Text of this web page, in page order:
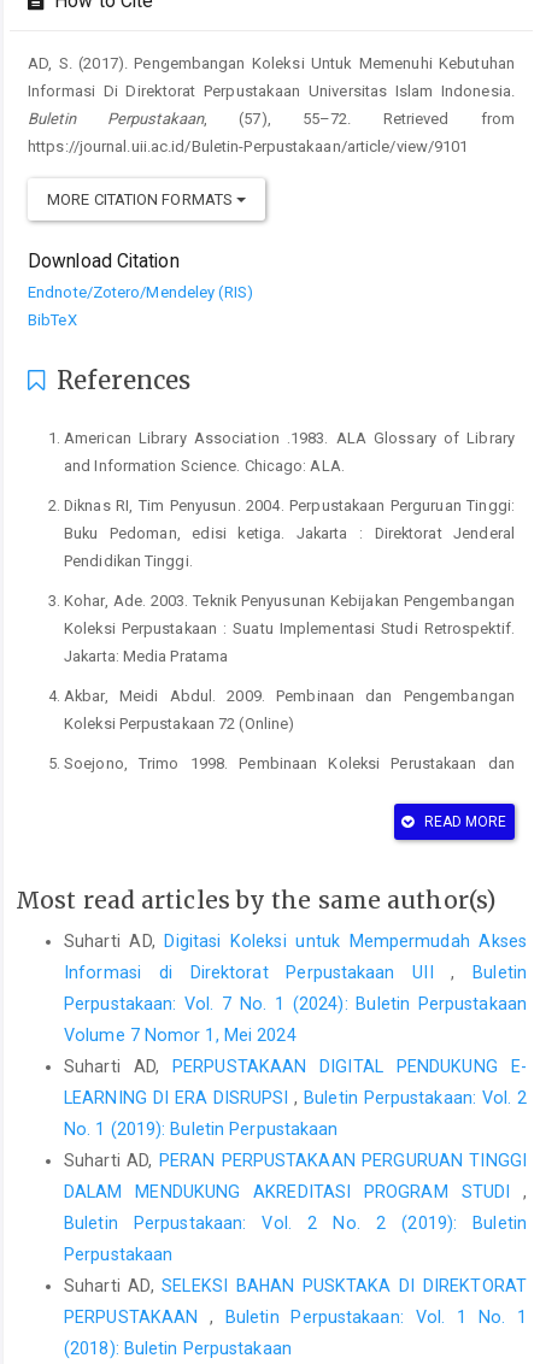
AD, S. (2017). Pengembangan Koleksi Untuk Memenuhi Kebutuhan
Informasi Di Direktorat Perpustakaan Universitas Islam Indonesia.
Buletin Perpustakaan, (57), 55–72. Retrieved from
https://journal.uii.ac.id/Buletin-Perpustakaan/article/view/9101
MORE CITATION FORMATS
Download Citation
Endnote/Zotero/Mendeley (RIS)
BibTeX
References
American Library Association .1983. ALA Glossary of Library
and Information Science. Chicago: ALA.
Diknas RI, Tim Penyusun. 2004. Perpustakaan Perguruan Tinggi:
Buku Pedoman, edisi ketiga. Jakarta : Direktorat Jenderal
Pendidikan Tinggi.
Kohar, Ade. 2003. Teknik Penyusunan Kebijakan Pengembangan
Koleksi Perpustakaan : Suatu Implementasi Studi Retrospektif.
Jakarta: Media Pratama
Akbar, Meidi Abdul. 2009. Pembinaan dan Pengembangan
Koleksi Perpustakaan 72 (Online)
Soejono, Trimo 1998. Pembinaan Koleksi Perustakaan dan
Sagung Seto.
Pendekatan Praktis, Yogyakarta, Ar-Ruzz.
Yulia, Yuyu. 1993. Pengadaan Bahan perpustakaan. Jakarta :
READ MORE
Most read articles by the same author(s)
Suharti AD, Digitasi Koleksi untuk Mempermudah Akses
Informasi di Direktorat Perpustakaan UII,
Buletin
Perpustakaan: Vol. 7 No. 1 (2024): Buletin Perpustakaan
Volume 7 Nomor 1, Mei 2024
Suharti AD,
PERPUSTAKAAN DIGITAL PENDUKUNG E-
LEARNING DI ERA DISRUPSI, Buletin Perpustakaan: Vol. 2
No. 1 (2019): Buletin Perpustakaan
Suharti AD, PERAN PERPUSTAKAAN PERGURUAN TINGGI
DALAM MENDUKUNG AKREDITASI PROGRAM STUDI ,
Buletin Perpustakaan: Vol. 2 No. 2 (2019): Buletin
Perpustakaan
Suharti AD,SELEKSI BAHAN PUSKTAKA DI DIREKTORAT
PERPUSTAKAAN,
Buletin Perpustakaan: Vol. 1 No. 1
(2018): Buletin Perpustakaan